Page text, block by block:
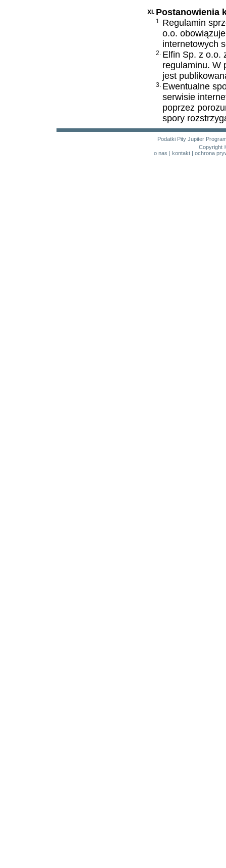
XI. Postanowienia
1. Regulamin
o.o.
internetowych
2. Elfin Sp. z o.o.
regulaminu. W
jest
3. Ewentualne
serwisie
poprzez
spory
Podatki Pity Jupiter
Copyright
o nas | kontakt| ochrona